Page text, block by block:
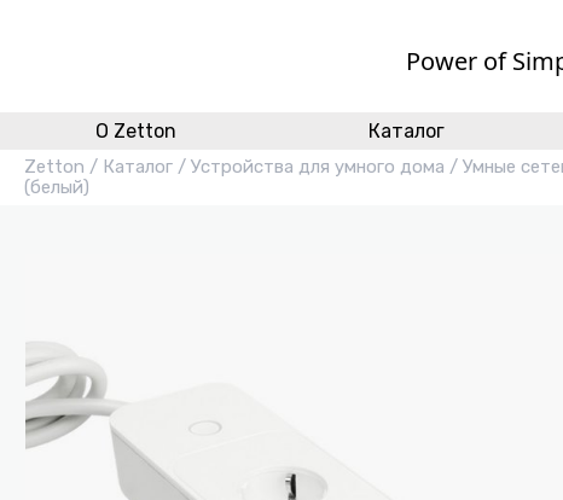
Power of
O Zetton Каталог
Zetton / Каталог / Устройства для умного дома / Умные
(белый)